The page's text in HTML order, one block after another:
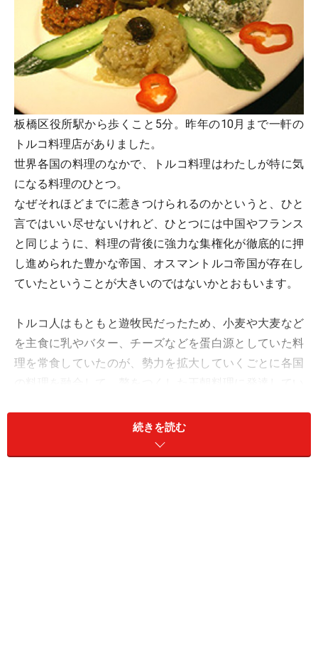
板橋区役所駅から歩くこと5分。昨年の10月まで一軒の
トルコ料理店がありました。
世界各国の料理のなかで、トルコ料理はわたしが特に気
になる料理のひとつ。
なぜそれほどまでに惹きつけられるのかというと、ひと
言ではいい尽せないけれど、ひとつには中国やフランス
と同じように、料理の背後に強力な集権化が徹底的に押
し進められた豊かな帝国、オスマントルコ帝国が存在し
ていたということが大きいのではないかとおもいます。
トルコ人はもともと遊牧民だったため、小麦や大麦など
を主食に乳やバター、チーズなどを蛋白源としていた料
理を常食していたのが、勢力を拡大していくごとに各国
オスマントルコ帝国が存在したことによって、モンゴル
料理に近い遊牧民の力強い料理と、ヨーロッパの洗練さ
続きを読む